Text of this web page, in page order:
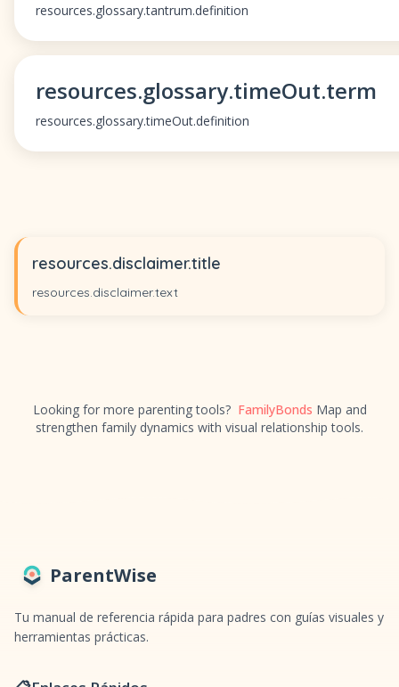
resources.glossary.tantrum.definition
resources.glossary.timeOut.term
resources.glossary.timeOut.definition
resources.disclaimer.title
resources.disclaimer.text
Looking for more parenting tools? FamilyBonds Map and
strengthen family dynamics with visual relationship tools.
ParentWise
Tu manual de referencia rápida para padres con guías visuales y
herramientas prácticas.